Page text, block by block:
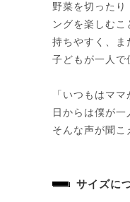
野菜を切ったり
ングを楽しむ
持ちやすく、ま
子どもが一人で
「いつもはマ
日からは僕が一
そんな声が聞こ
サイズに